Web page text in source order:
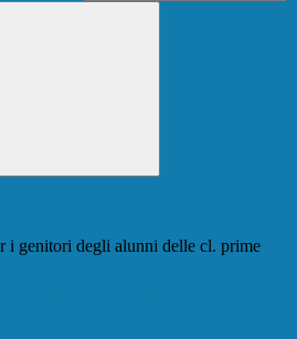
i genitori degli alunni delle cl. prime